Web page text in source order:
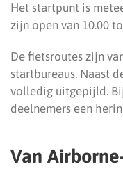
Het startpunt is
zijn open van 10.00
De fietsroutes zijn
startbureaus. Naast
volledig uitgepijld.
deelnemers een
Van